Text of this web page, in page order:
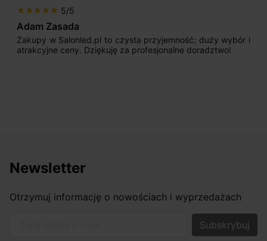
star star star star star 5/5
Adam Zasada
Zakupy w Salonled.pl to czysta przyjemność; duży wybór i
atrakcyjne ceny. Dziękuję za profesjonalne doradztwo!
Newsletter
Otrzymuj informację o nowościach i wyprzedażach